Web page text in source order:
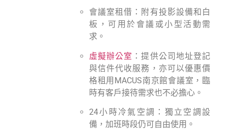
會議室租借：附有投影設備和白
板，可用於會議或小型活動需
求。
虛擬辦公室 ：提供公司地址登記
與信件代收服務，亦可以優惠價
格租用MACUS南京館會議室，臨
時有客戶接待需求也不必擔心。
24小時冷氣空調：獨立空調設
備，加班時段仍可自由使用。